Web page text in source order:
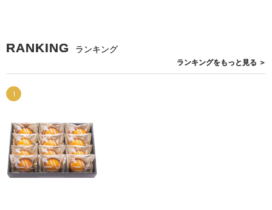
RANKING ランキング
ランキングをもっと見る ＞
1